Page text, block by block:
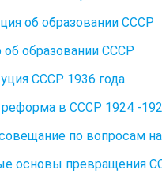
об образовании СССР
об образовании СССР
СССР 1936 года.
реформа в СССР 1924 -
по вопросам
основы превращения